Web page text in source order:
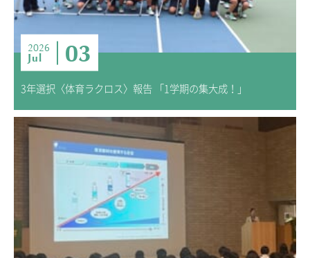
2026
Jul 03
3年選択〈体育ラクロス〉報告 「1学期の集大成！」